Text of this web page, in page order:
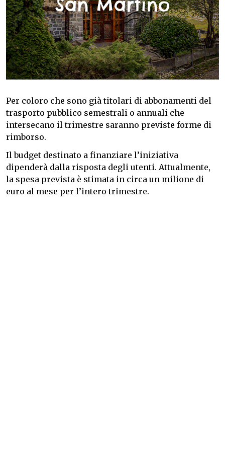
Per coloro che sono già titolari di abbonamenti del
trasporto pubblico semestrali o annuali che
intersecano il trimestre saranno previste forme di
rimborso.
Il budget destinato a finanziare l’iniziativa
dipenderà dalla risposta degli utenti. Attualmente,
la spesa prevista è stimata in circa un milione di
euro al mese per l’intero trimestre.